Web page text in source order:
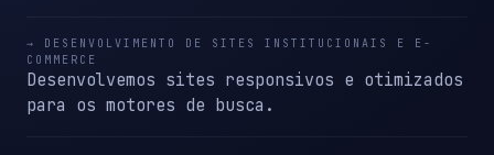
→ DESENVOLVIMENTO DE SITES INSTITUCIONAIS E E-
COMMERCE
Desenvolvemos sites responsivos e otimizados
para os motores de busca.